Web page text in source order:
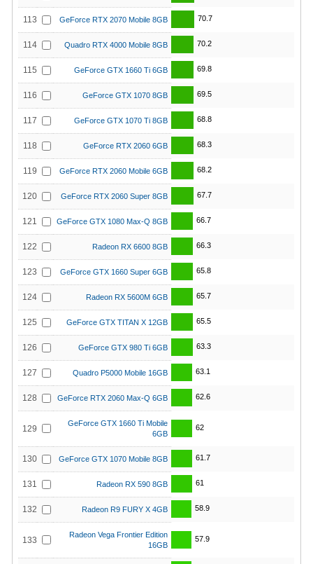
113 GeForce RTX 2070 Mobile 8GB 70.7
114 Quadro RTX 4000 Mobile 8GB 70.2
115 GeForce GTX 1660 Ti 6GB 69.8
116 GeForce GTX 1070 8GB 69.5
117 GeForce GTX 1070 Ti 8GB 68.8
118 GeForce RTX 2060 6GB 68.3
119 GeForce RTX 2060 Mobile 6GB 68.2
120 GeForce RTX 2060 Super 8GB 67.7
121 GeForce GTX 1080 Max-Q 8GB 66.7
122 Radeon RX 6600 8GB 66.3
123 GeForce GTX 1660 Super 6GB 65.8
124 Radeon RX 5600M 6GB 65.7
125 GeForce GTX TITAN X 12GB 65.5
126 GeForce GTX 980 Ti 6GB 63.3
127 Quadro P5000 Mobile 16GB 63.1
128 GeForce RTX 2060 Max-Q 6GB 62.6
129
GeForce GTX 1660 Ti Mobile
6GB
62
130 GeForce GTX 1070 Mobile 8GB 61.7
131 Radeon RX 590 8GB 61
132 Radeon R9 FURY X 4GB 58.9
133
Radeon Vega Frontier Edition
16GB
57.9